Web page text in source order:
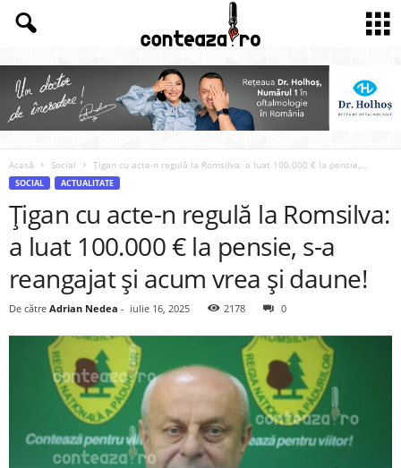
Acasă Social Țigan cu acte-n regulă la Romsilva: a luat 100.000 € la pensie,...
SOCIAL ACTUALITATE
Țigan cu acte-n regulă la Romsilva:
a luat 100.000 € la pensie, s-a
reangajat și acum vrea și daune!
De către Adrian Nedea - iulie 16, 2025 2178 0